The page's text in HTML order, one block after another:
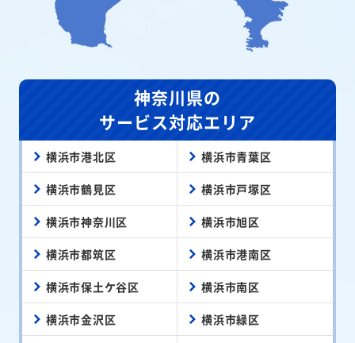
神奈川県の
サービス対応エリア
横浜市港北区 横浜市青葉区
横浜市鶴見区 横浜市戸塚区
横浜市神奈川区 横浜市旭区
横浜市都筑区 横浜市港南区
横浜市保土ケ谷区 横浜市南区
横浜市金沢区 横浜市緑区